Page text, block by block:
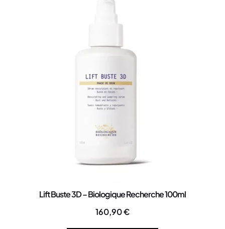
Lift Buste 3D – Biologique Recherche 100ml
160,90€